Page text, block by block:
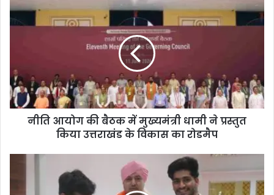
नीति आयोग की बैठक में मुख्यमंत्री धामी ने प्रस्तुत
किया उत्तराखंड के विकास का रोडमैप